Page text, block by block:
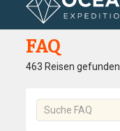
Startseite FAQ
FAQ
463 Reisen gefunden